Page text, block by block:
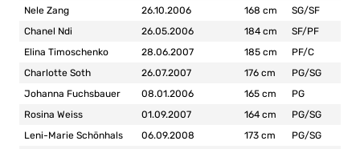
Nele Zang
26.10.2006 168 cm
SG/SF
Chanel Ndi
26.05.2006 184 cm
SF/PF
Elina Timoschenko
28.06.2007 185 cm
PF/C
Charlotte Soth
26.07.2007 176 cm
PG/SG
Johanna Fuchsbauer
08.01.2006 165 cm
PG
Rosina Weiss
01.09.2007 164 cm
PG/SG
Leni-Marie Schönhals
06.09.2008 173 cm
PG/SG